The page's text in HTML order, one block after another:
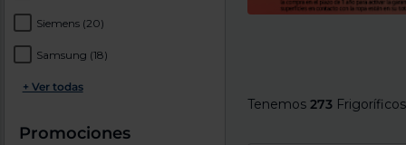
Siemens (20)
Samsung (18)
+ Ver todas
Promociones
Tenemos 273